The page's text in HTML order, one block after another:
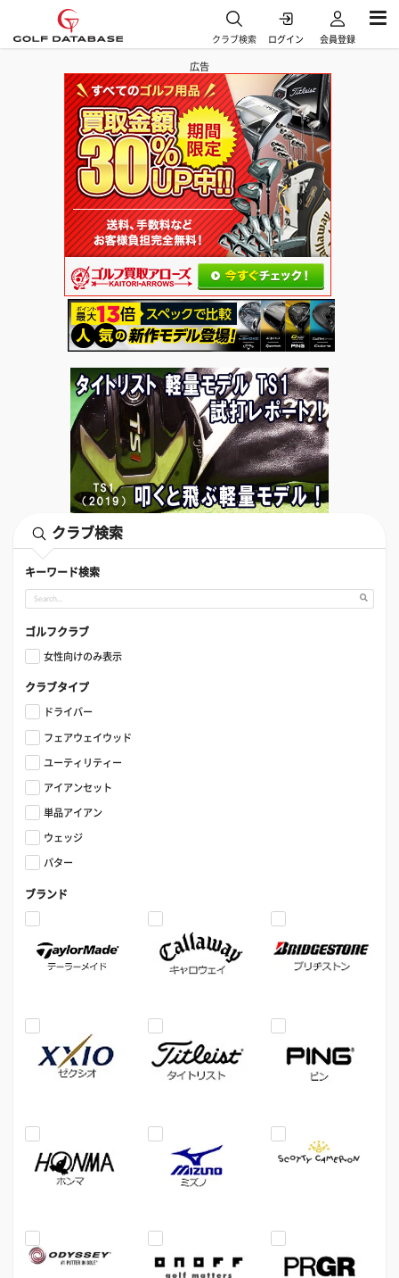
クラブ検索 ログイン 会員登録
広告
クラブ検索
キーワード検索
ゴルフクラブ
女性向けのみ表示
クラブタイプ
ドライバー
フェアウェイウッド
ユーティリティー
アイアンセット
単品アイアン
ウェッジ
パター
ブランド